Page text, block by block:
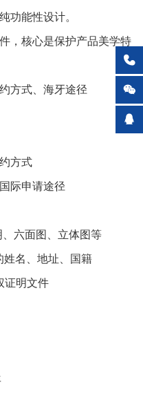
功能性设计。
，核心是保护产品美学特
方式、海牙途径
方式
际申请途径
六面图、立体图等
姓名、地址、国籍
证明文件


